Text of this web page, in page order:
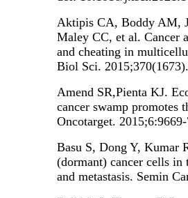
Aktipis CA, Boddy AM,
Maley CC, et al. Cancer
and cheating in
Biol Sci.
Amend SR,Pienta KJ.
cancer swamp promotes
Oncotarget.
Basu S, Dong Y, Kumar
(dormant) cancer cells in
and metastasis. Semin